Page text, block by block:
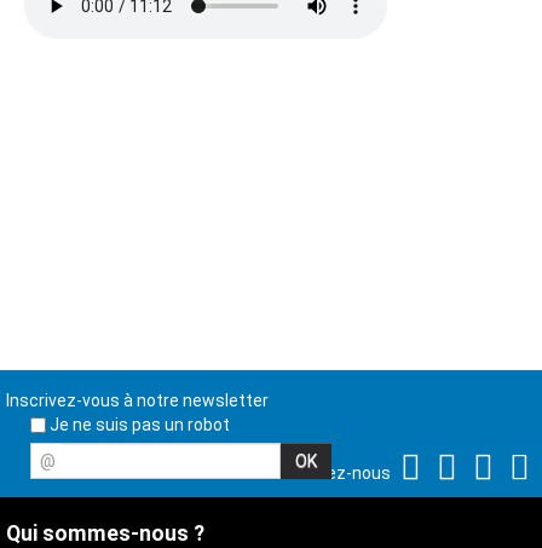
Inscrivez-vous à notre newsletter
Je ne suis pas un robot
@
Suivez-nous
Qui sommes-nous ?